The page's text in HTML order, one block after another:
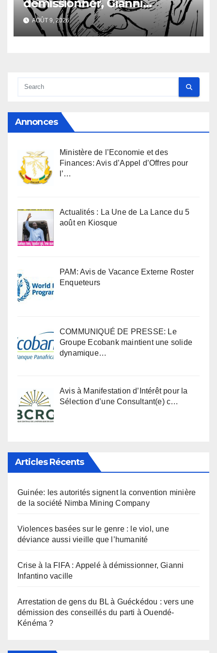
démissionner, Gianni
Infantino vacille
AOÛT 9, 2026
Annonces
Ministère de l’Economie et des
Finances: Avis d’Appel d’Offres pour
l’…
Actualités : La Une de La Lance du 5
août en Kiosque
PAM: Avis de Vacance Externe Roster
Enqueteurs
COMMUNIQUÉ DE PRESSE: Le
Groupe Ecobank maintient une solide
dynamique…
Avis à Manifestation d’Intérêt pour la
Sélection d’une Consultant(e) c…
Articles Récents
Guinée: les autorités signent la convention minière
de la société Nimba Mining Company
Violences basées sur le genre : le viol, une
déviance aussi vieille que l’humanité
Crise à la FIFA : Appelé à démissionner, Gianni
Infantino vacille
Arrestation de gens du BL à Guéckédou : vers une
démission des conseillés du parti à Ouendé-
Kénéma ?